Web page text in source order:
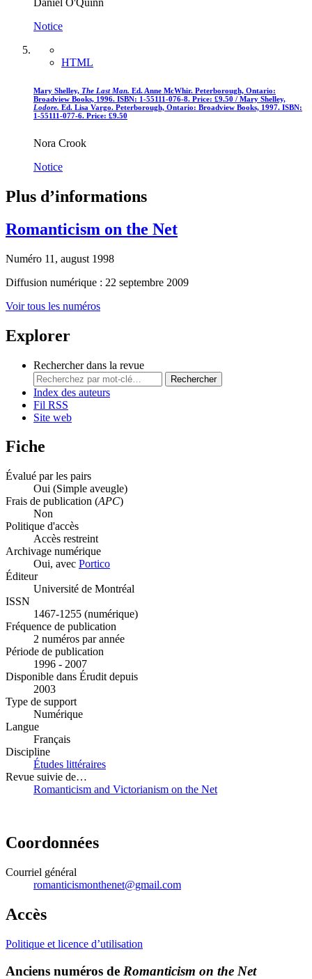
Daniel O'Quinn
Notice
HTML
Mary Shelley, The Last Man. Ed. Anne McWhir. Peterborough, Ontario:
Broadview Books, 1996. ISBN: 1-55111-076-8. Price: £9.50 / Mary Shelley,
Lodore. Ed. Lisa Vargo. Peterborough, Ontario: Broadview Books, 1997. ISBN:
1-55111-077-6. Price: £9.50
Nora Crook
Notice
Plus d’informations
Romanticism on the Net
Numéro 11, august 1998
Diffusion numérique : 22 septembre 2009
Voir tous les numéros
Explorer
Rechercher dans la revue
Rechercher
Index des auteurs
Fil RSS
Site web
Fiche
Évalué par les pairs
Oui (Simple aveugle)
Frais de publication (APC)
Non
Politique d'accès
Accès restreint
Archivage numérique
Oui, avec Portico
Éditeur
Université de Montréal
ISSN
1467-1255 (numérique)
Fréquence de publication
2 numéros par année
Période de publication
1996 - 2007
Disponible dans Érudit depuis
2003
Type de support
Numérique
Langue
Français
Discipline
Études littéraires
Revue suivie de…
Romanticism and Victorianism on the Net
Coordonnées
Courriel général
romanticismonthenet@gmail.com
Accès
Politique et licence d’utilisation
Anciens numéros de Romanticism on the Net